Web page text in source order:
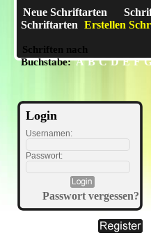
Neue Schriftarten
Schriftarten Erstellen
Schriften nach
Buchstabe:A B C D E F
Login
Usernamen:
Passwort:
Passwort vergessen?